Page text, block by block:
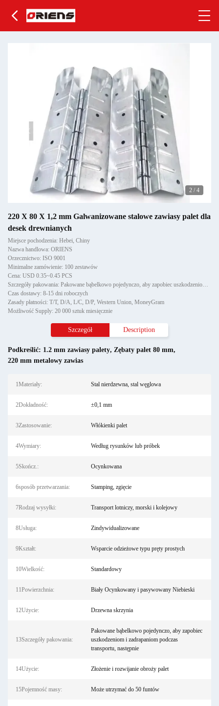
2 / 4
220 X 80 X 1,2 mm Galwanizowane stalowe zawiasy palet dla
desek drewnianych
Miejsce pochodzenia: Hebei, Chiny
Nazwa handlowa: ORIENS
Orzecznictwo: ISO 9001
Minimalne zamówienie: 100 zestawów
Cena: USD 0.35~0.45 PCS
Szczegóły pakowania: Pakowane bąbelkowo pojedynczo, aby zapobiec uszkodzeniom i zadrapaniom podczas transportu, następnie
Czas dostawy: 8-15 dni roboczych
Zasady płatności: T/T, D/A, L/C, D/P, Western Union, MoneyGram
Możliwość Supply: 20 000 sztuk miesięcznie
Szczegół Description
Podkreślić: 1.2 mm zawiasy palety, Zębaty palet 80 mm,
220 mm metalowy zawias
1Materiały: Stal nierdzewna, stal węglowa
2Dokładność: ±0,1 mm
3Zastosowanie: Włókienki palet
4Wymiary: Według rysunków lub próbek
5Skończ.: Ocynkowana
6sposób przetwarzania: Stamping, zgięcie
7Rodzaj wysyłki: Transport lotniczy, morski i kolejowy
8Usługa: Zindywidualizowane
9Kształt: Wsparcie odzieżowe typu pręty prostych
10Wielkość: Standardowy
11Powierzchnia: Biały Ocynkowany i pasywowany Niebieski
12Użycie: Drzewna skrzynia
13Szczegóły pakowania:
Pakowane bąbelkowo pojedynczo, aby zapobiec
uszkodzeniom i zadrapaniom podczas
transportu, następnie
14Użycie: Złożenie i rozwijanie obroży palet
15Pojemność masy: Może utrzymać do 50 funtów